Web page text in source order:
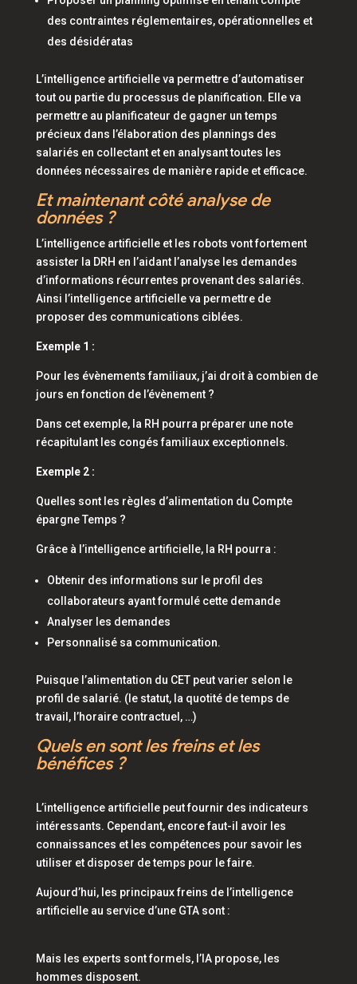
des contraintes réglementaires, opérationnelles et
des désidératas
L’intelligence artificielle va permettre d’automatiser
tout ou partie du processus de planification. Elle va
permettre au planificateur de gagner un temps
précieux dans l’élaboration des plannings des
salariés en collectant et en analysant toutes les
données nécessaires de manière rapide et efficace.
Et maintenant côté analyse de
données ?
L’intelligence artificielle et les robots vont fortement
assister la DRH en l’aidant l’analyse les demandes
d’informations récurrentes provenant des salariés.
Ainsi l’intelligence artificielle va permettre de
proposer des communications ciblées.
Exemple 1 :
Pour les évènements familiaux, j’ai droit à combien de
jours en fonction de l’évènement ?
Dans cet exemple, la RH pourra préparer une note
récapitulant les congés familiaux exceptionnels.
Exemple 2 :
Quelles sont les règles d’alimentation du Compte
épargne Temps ?
Grâce à l’intelligence artificielle, la RH pourra :
Obtenir des informations sur le profil des
collaborateurs ayant formulé cette demande
Analyser les demandes
Personnalisé sa communication.
Puisque l’alimentation du CET peut varier selon le
profil de salarié. (le statut, la quotité de temps de
travail, l’horaire contractuel, …)
Quels en sont les freins et les
bénéfices ?
L’intelligence artificielle peut fournir des indicateurs
intéressants. Cependant, encore faut-il avoir les
connaissances et les compétences pour savoir les
utiliser et disposer de temps pour le faire.
Aujourd’hui, les principaux freins de l’intelligence
artificielle au service d’une GTA sont :
Mais les experts sont formels, l’IA propose, les
hommes disposent.